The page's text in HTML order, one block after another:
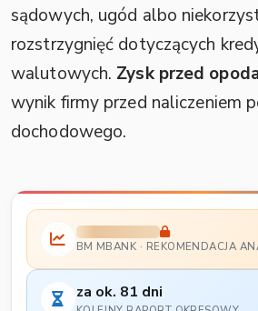
sądowych, ugód albo
rozstrzygnięć dotyczących
walutowych. Zysk przed
wynik firmy przed naliczeniem
dochodowego.
BM MBANK · REKOMENDACJA
za ok. 81 dni